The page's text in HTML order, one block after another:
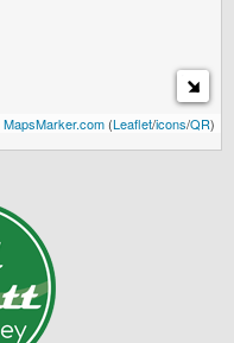
MapsMarker.com (Leaflet/icons/QR)